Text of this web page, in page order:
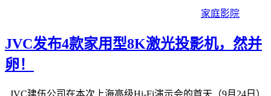
家庭影院
JVC发布4款家用型8K激光投影机，然并
卵！